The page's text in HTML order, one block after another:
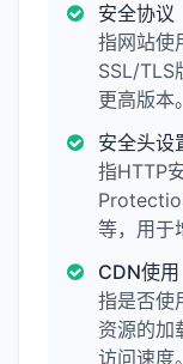
安全协议
指网站使
SSL/TLS
更高版本。
安全头设
指HTTP
等，用于
CDN使用
指是否使
资源的加
访问速度。